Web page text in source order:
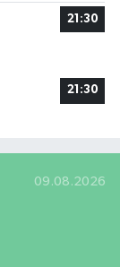
21:30
21:30
09.08.2026